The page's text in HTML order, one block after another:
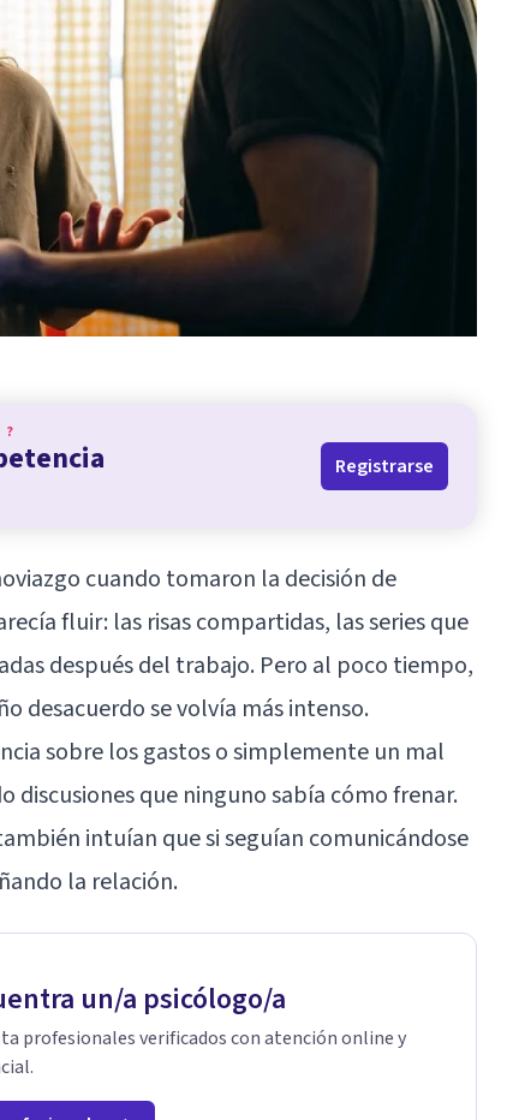
?
Registrarse
cuando tomaron la decisión de
fluir: las risas compartidas, las series que
después del trabajo. Pero al poco tiempo,
desacuerdo se volvía más intenso.
sobre los gastos o simplemente un mal
discusiones que ninguno sabía cómo frenar.
intuían que si seguían comunicándose
la relación.
un/a psicólogo/a
profesionales verificados con atención online y